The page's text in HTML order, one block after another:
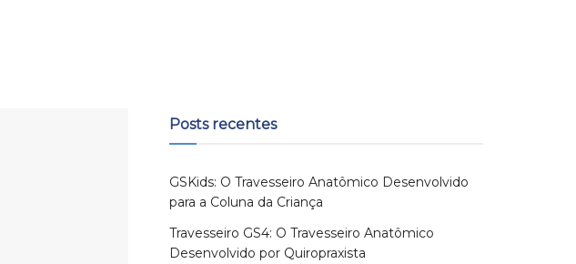
Posts recentes
GSKids: O Travesseiro Anatômico Desenvolvido
para a Coluna da Criança
Travesseiro GS4: O Travesseiro Anatômico
Desenvolvido por Quiropraxista